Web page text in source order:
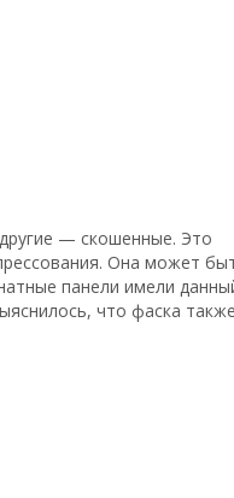
— скошенные. Это
Она может
панели имели
что фаска также